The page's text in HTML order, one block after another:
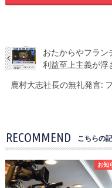
おたからやフラン
利益至上主義が浮
鹿村大志社長の無礼発言:
RECOMMEND こちらの
お知